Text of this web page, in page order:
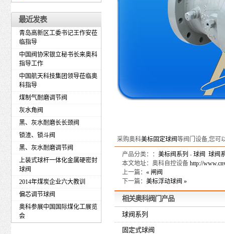
采购奥科美标固定球阀等阀门设备,您可
产品分类：： 美标阀系列 - 球阀 球阀
本文地址：奥科自控设备 http://
上一篇： « 闸阀
下一篇： 美标浮动球阀 »
相关奥科阀门产品
球阀系列
固定式球阀
最近发表
青岛高新区工委书记王作安莅
临指导
中国阀协宋银立秘书长来奥科
指导工作
中国航天科技集团领导莅临奥
科指导
煤制气耐磨调节阀
灰水角阀
黑、灰水耐磨长长颈阀
锁渣、锁斗阀
黑、灰水耐磨调节阀
上装式球杆一体化金属硬密封
球阀
2014年煤炭企业六大教训
偏芯调节球阀
奥科参展中国国际煤化工展览
会